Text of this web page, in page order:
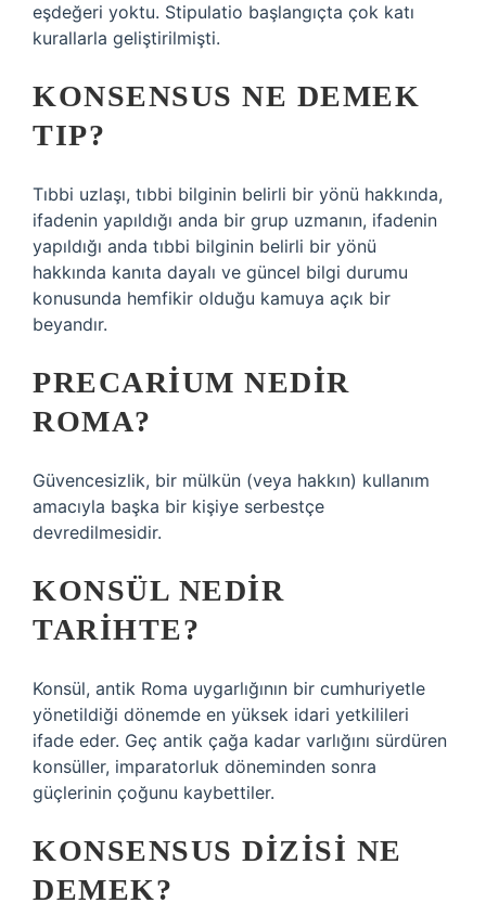
eşdeğeri yoktu. Stipulatio başlangıçta çok katı
kurallarla geliştirilmişti.
KONSENSUS NE DEMEK
TIP?
Tıbbi uzlaşı, tıbbi bilginin belirli bir yönü hakkında,
ifadenin yapıldığı anda bir grup uzmanın, ifadenin
yapıldığı anda tıbbi bilginin belirli bir yönü
hakkında kanıta dayalı ve güncel bilgi durumu
konusunda hemfikir olduğu kamuya açık bir
beyandır.
PRECARIUM NEDIR
ROMA?
Güvencesizlik, bir mülkün (veya hakkın) kullanım
amacıyla başka bir kişiye serbestçe
devredilmesidir.
KONSÜL NEDIR
TARIHTE?
Konsül, antik Roma uygarlığının bir cumhuriyetle
yönetildiği dönemde en yüksek idari yetkilileri
ifade eder. Geç antik çağa kadar varlığını sürdüren
konsüller, imparatorluk döneminden sonra
güçlerinin çoğunu kaybettiler.
KONSENSUS DIZISI NE
DEMEK?